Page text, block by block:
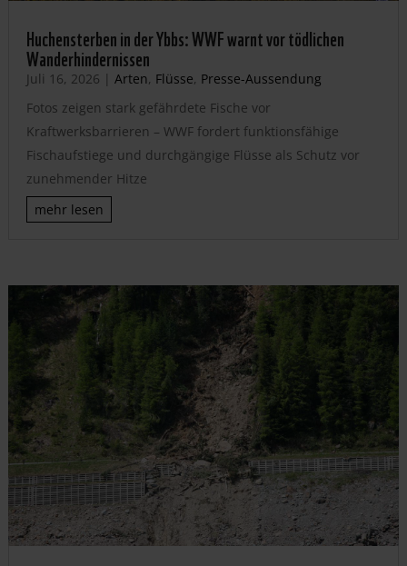
Huchensterben in der Ybbs: WWF warnt vor tödlichen
Wanderhindernissen
Juli 16, 2026 | Arten, Flüsse, Presse-Aussendung
Fotos zeigen stark gefährdete Fische vor
Kraftwerksbarrieren – WWF fordert funktionsfähige
Fischaufstiege und durchgängige Flüsse als Schutz vor
zunehmender Hitze
mehr lesen